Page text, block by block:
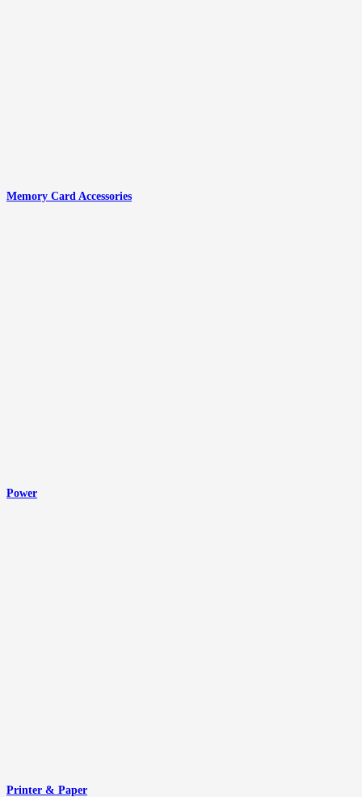
Memory Card Accessories
Power
Printer & Paper